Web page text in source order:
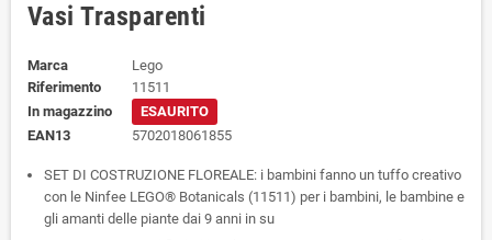
Vasi Trasparenti
Marca
Lego
Riferimento
11511
In magazzino
ESAURITO
EAN13
5702018061855
SET DI COSTRUZIONE FLOREALE: i bambini fanno un tuffo creativo
con le Ninfee LEGO® Botanicals (11511) per i bambini, le bambine e
gli amanti delle piante dai 9 anni in su